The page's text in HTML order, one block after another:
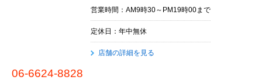
営業時間：AM9時30～PM19時00まで
定休日：年中無休
店舗の詳細を見る
06-6624-8828